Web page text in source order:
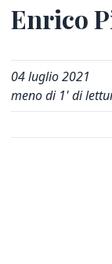
Enrico
04 luglio 2021
meno di 1' di